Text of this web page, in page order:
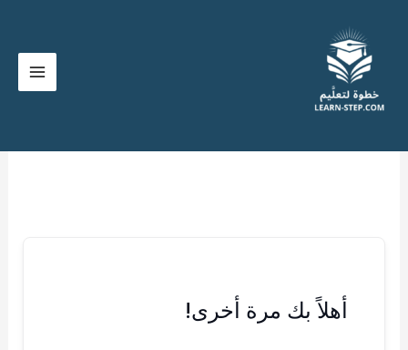
المحتوى
أهلاً بك مرة أخرى!